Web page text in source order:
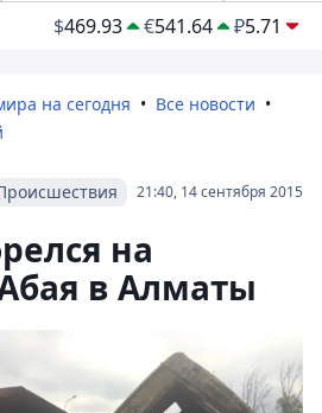
$469.93 €541.64 ₽5.71
на сегодня
Все новости
21:40, 14 сентября 2015
на
в Алматы